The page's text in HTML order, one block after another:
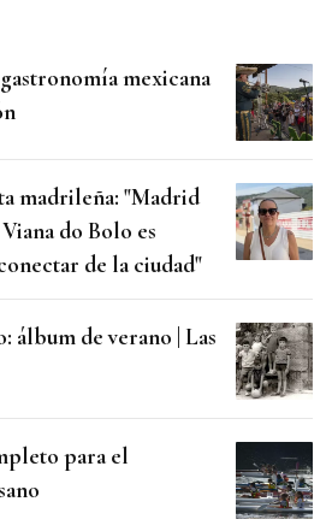
mexicana
madrileña: "Madrid
do Bolo es
de la ciudad"
álbum de verano | Las
para el